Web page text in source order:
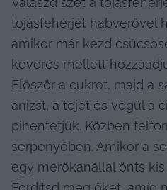
tojásfehérjét habverővel
amikor már kezd
keverés mellett
Először a cukrot, majd a
ánizst, a tejet és végül a
pihentetjük. Közben
serpenyőben. Amikor a
egy merőkanállal önts